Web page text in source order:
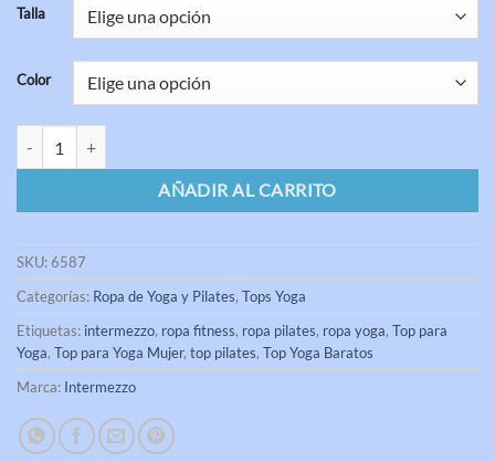
Talla
Color
AÑADIR AL CARRITO
SKU:6587
Categorías: Ropa de Yoga y Pilates, Tops Yoga
Etiquetas: intermezzo, ropa fitness, ropa pilates, ropa yoga, Top para
Yoga, Top para Yoga Mujer, top pilates, Top Yoga Baratos
Marca: Intermezzo